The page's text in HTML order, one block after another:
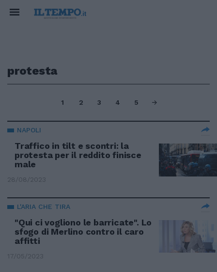
protesta
1 2 3 4 5
NAPOLI
Traffico in tilt e scontri: la
protesta per il reddito finisce
male
28/08/2023
L'ARIA CHE TIRA
"Qui ci vogliono le barricate". Lo
sfogo di Merlino contro il caro
affitti
17/05/2023